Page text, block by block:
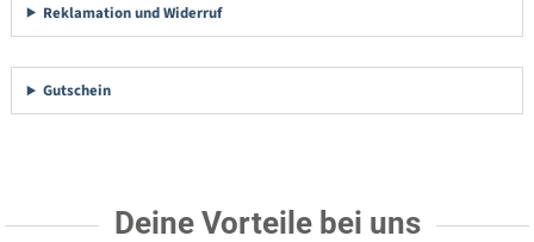
Reklamation und Widerruf
Gutschein
Deine Vorteile bei uns